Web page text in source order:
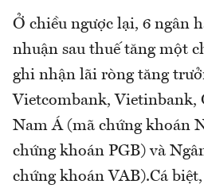
Ở chiều ngược lại, 6 ngân
nhuận sau thuế tăng một
ghi nhận lãi ròng tăng
Vietcombank, Vietinbank,
Nam Á (mã chứng khoán
chứng khoán PGB) và
chứng khoán VAB).Cá